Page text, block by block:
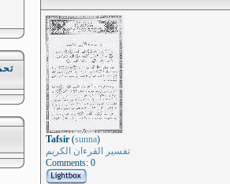
Tafsir (sunna)
تفسير القرءان الكريم
Comments: 0